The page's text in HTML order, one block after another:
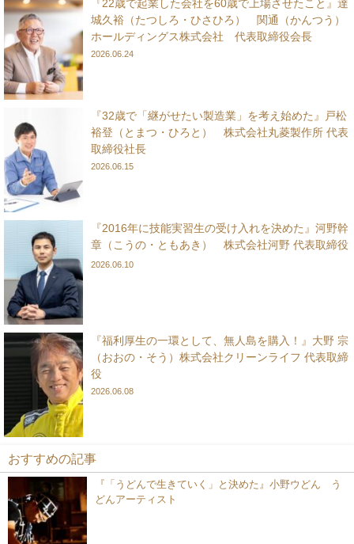
『22歳で起業した会社を60歳で上場させたこと』達
城久裕（たつしろ・ひさひろ） 関通（かんつう）
ホールディングス株式会社 代表取締役会長
2026.06.24
『32歳で「継がせたい製造業」を考え始めた』戸松
裕登（とまつ・ひろと） 株式会社丸菱製作所 代表
取締役社長
2026.06.15
『2016年に技能実習生の受け入れを決めた』河野幹
章（こうの・ともあき） 株式会社河野 代表取締役
2026.06.10
『福利厚生の一環として、無人島を購入！』大野 宗
（おおの・そう）株式会社クリーンライフ 代表取締
役
2026.06.08
おすすめの記事
『「うどんで生きていく」と決めた』小野ウどん う
どんアーティスト